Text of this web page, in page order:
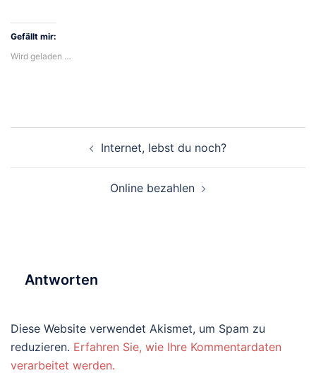
Gefällt mir:
Wird geladen …
Internet, lebst du noch?
Online bezahlen
Antworten
Diese Website verwendet Akismet, um Spam zu
reduzieren. Erfahren Sie, wie Ihre Kommentardaten
verarbeitet werden.